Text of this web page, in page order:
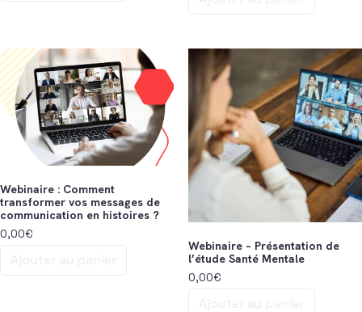
Webinaire : Comment
transformer vos messages de
communication en histoires ?
0,00€
Webinaire – Présentation de
l’étude Santé Mentale
0,00€